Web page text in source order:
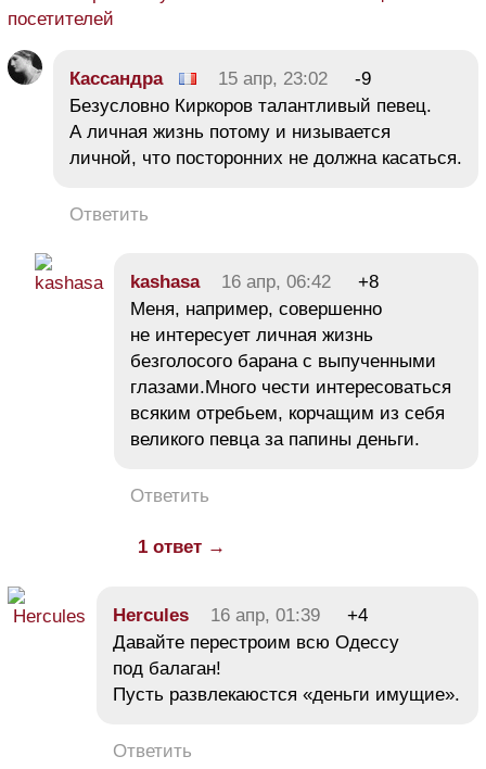
посетителей
Кассандра 15 апр, 23:02
-9
Безусловно Киркоров талантливый певец.
А личная жизнь потому и низывается
личной, что посторонних не должна касаться.
Ответить
kashasa 16 апр, 06:42
+8
Меня, например, совершенно
не интересует личная жизнь
безголосого барана с выпученными
глазами.Много чести интересоваться
всяким отребьем, корчащим из себя
великого певца за папины деньги.
Ответить
1 ответ →
Hercules 16 апр, 01:39
+4
Давайте перестроим всю Одессу
под балаган!
Пусть развлекаюстся «деньги имущие».
Ответить